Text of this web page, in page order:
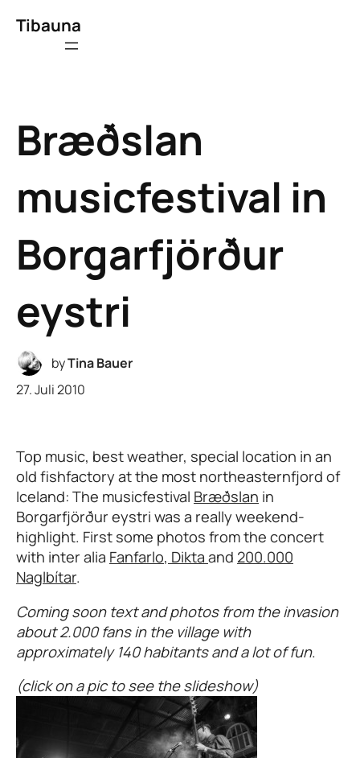
Tibauna
Bræðslan
musicfestival in
Borgarfjörður
eystri
byTina Bauer
27. Juli 2010
Top music, best weather, special location in an
old fishfactory at the most northeasternfjord of
Iceland: The musicfestival Bræðslan in
Borgarfjörður eystri was a really weekend-
highlight. First some photos from the concert
with inter alia Fanfarlo, Dikta and 200.000
Naglbítar.
Coming soon text and photos from the invasion
about 2.000 fans in the village with
approximately 140 habitants and a lot of fun.
(click on a pic to see the slideshow)